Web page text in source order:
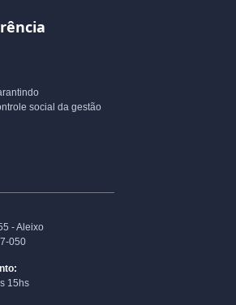
social da gestão
- Aleixo
050
15hs